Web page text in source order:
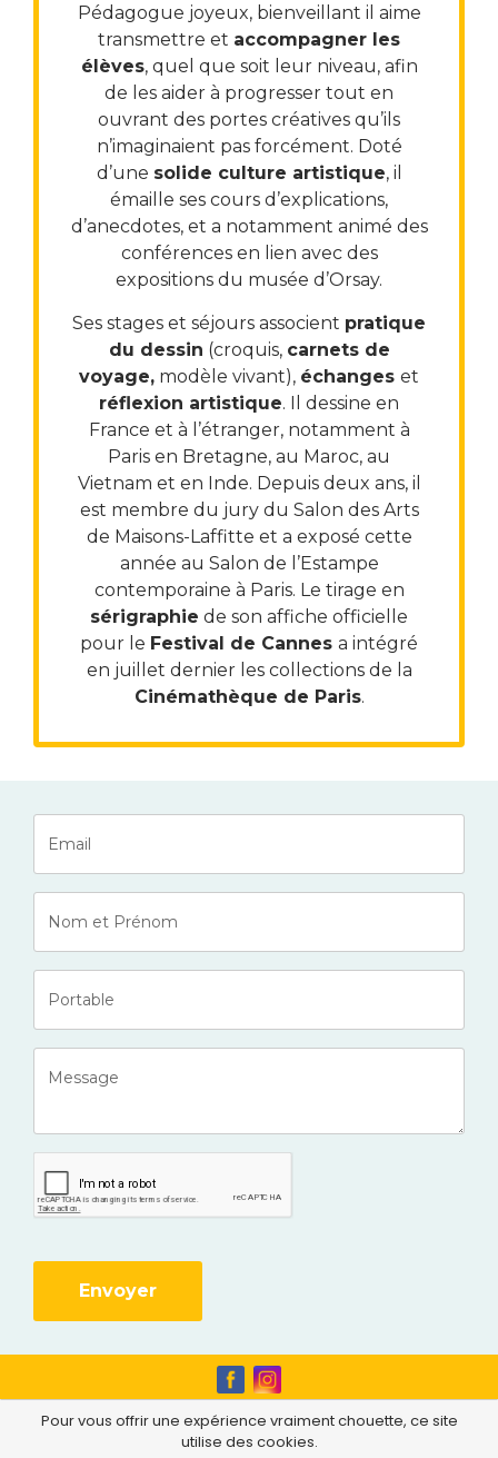
Pour vous offrir une expérience vraiment chouette, ce site
utilise des cookies.
Pédagogue joyeux, bienveillant il aime
transmettre et accompagner les
élèves, quel que soit leur niveau, afin
de les aider à progresser tout en
ouvrant des portes créatives qu’ils
n’imaginaient pas forcément. Doté
d’une solide culture artistique, il
émaille ses cours d’explications,
d’anecdotes, et a notamment animé des
conférences en lien avec des
expositions du musée d’Orsay.
Ses stages et séjours associent pratique
du dessin (croquis, carnets de
voyage, modèle vivant), échanges et
réflexion artistique. Il dessine en
France et à l’étranger, notamment à
Paris en Bretagne, au Maroc, au
Vietnam et en Inde. Depuis deux ans, il
est membre du jury du Salon des Arts
de Maisons-Laffitte et a exposé cette
année au Salon de l’Estampe
contemporaine à Paris. Le tirage en
sérigraphie de son affiche officielle
pour le Festival de Cannes a intégré
en juillet dernier les collections de la
Cinémathèque de Paris.
Envoyer
Au cœur de la vieille ville médiévale de